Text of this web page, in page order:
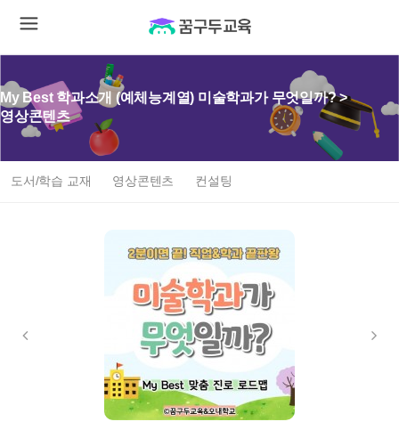
My Best 학과소개 (예체능계열) 미술학과가 무엇일까? >
영상콘텐츠
도서/학습 교재 영상콘텐츠 컨설팅